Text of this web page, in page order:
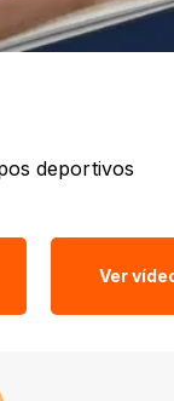
deportivos
Ver